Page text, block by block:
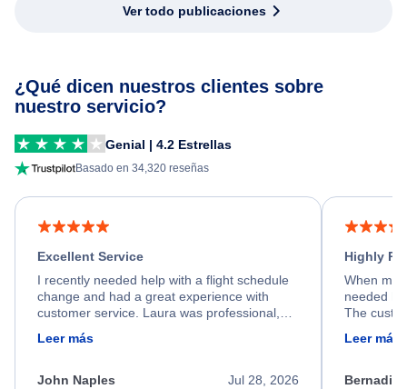
Ver todo publicaciones
¿Qué dicen nuestros clientes sobre
nuestro servicio?
Genial | 4.2 Estrellas
Basado en 34,320 reseñas
Excellent Service
I recently needed help with a flight schedule
change and had a great experience with
customer service. Laura was professional,
friendly, and very helpful throughout the
process. She quickly found a solution and
appreciate her excellent service.
Leer más
Jul 28, 2026
John Naples
Highly
When my
needed
The
calm,
Leer más